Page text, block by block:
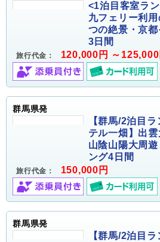
<1泊目客室ラ
九フェリー利
つの絶景・京
3日間
旅行代金： 120,000円 ～125,000
群馬県発
【群馬/2泊目
テル一畑】出
山陰山陽大周
ング4日間
旅行代金： 150,000円
群馬県発
【群馬/2泊目